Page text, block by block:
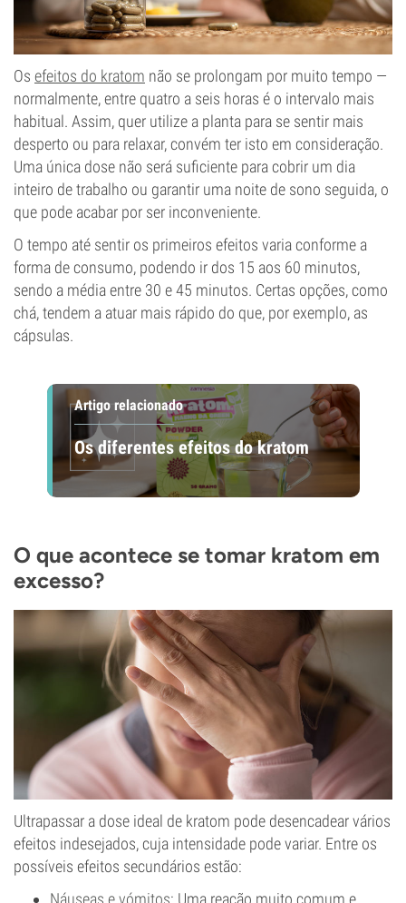
Os efeitos do kratom não se prolongam por muito tempo —
normalmente, entre quatro a seis horas é o intervalo mais
habitual. Assim, quer utilize a planta para se sentir mais
desperto ou para relaxar, convém ter isto em consideração.
Uma única dose não será suficiente para cobrir um dia
inteiro de trabalho ou garantir uma noite de sono seguida, o
que pode acabar por ser inconveniente.
O tempo até sentir os primeiros efeitos varia conforme a
forma de consumo, podendo ir dos 15 aos 60 minutos,
sendo a média entre 30 e 45 minutos. Certas opções, como
chá, tendem a atuar mais rápido do que, por exemplo, as
cápsulas.
Artigo relacionado
Os diferentes efeitos do kratom
O que acontece se tomar kratom em
excesso?
Ultrapassar a dose ideal de kratom pode desencadear vários
efeitos indesejados, cuja intensidade pode variar. Entre os
possíveis efeitos secundários estão:
Náuseas e vómitos: Uma reação muito comum e